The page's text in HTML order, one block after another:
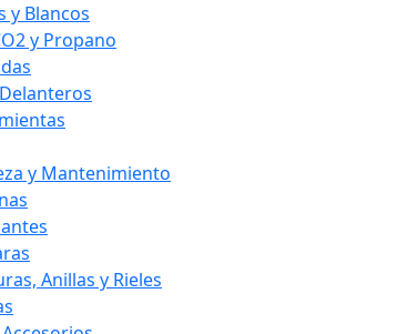
y Blancos
y Propano
y Mantenimiento
Anillas y Rieles